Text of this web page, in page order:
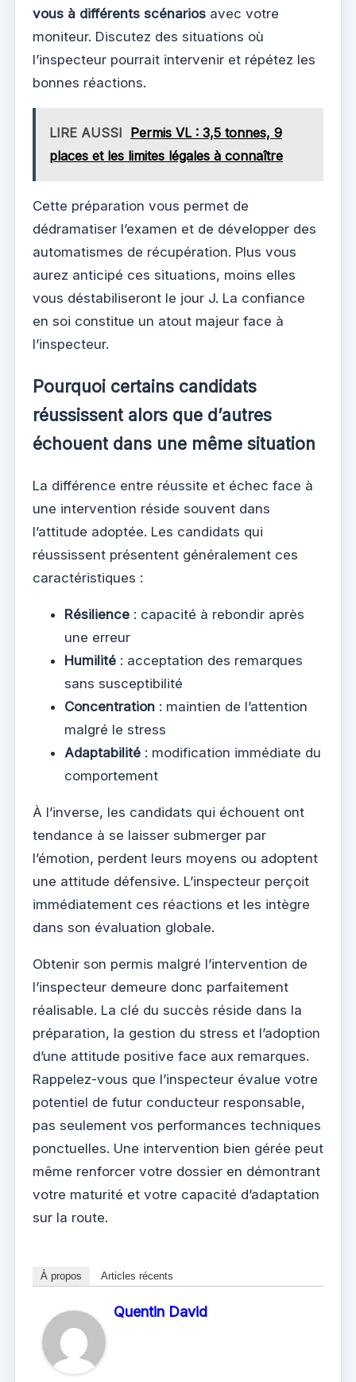
vous à différents scénarios avec votre
moniteur. Discutez des situations où
l’inspecteur pourrait intervenir et répétez les
bonnes réactions.
LIRE AUSSI Permis VL : 3,5 tonnes, 9
places et les limites légales à connaître
Cette préparation vous permet de
dédramatiser l’examen et de développer des
automatismes de récupération. Plus vous
aurez anticipé ces situations, moins elles
vous déstabiliseront le jour J. La confiance
en soi constitue un atout majeur face à
l’inspecteur.
Pourquoi certains candidats
réussissent alors que d’autres
échouent dans une même situation
La différence entre réussite et échec face à
une intervention réside souvent dans
l’attitude adoptée. Les candidats qui
réussissent présentent généralement ces
caractéristiques :
Résilience : capacité à rebondir après
une erreur
Humilité : acceptation des remarques
sans susceptibilité
Concentration : maintien de l’attention
malgré le stress
Adaptabilité : modification immédiate du
comportement
À l’inverse, les candidats qui échouent ont
tendance à se laisser submerger par
l’émotion, perdent leurs moyens ou adoptent
une attitude défensive. L’inspecteur perçoit
immédiatement ces réactions et les intègre
dans son évaluation globale.
Obtenir son permis malgré l’intervention de
l’inspecteur demeure donc parfaitement
réalisable. La clé du succès réside dans la
préparation, la gestion du stress et l’adoption
d’une attitude positive face aux remarques.
Rappelez-vous que l’inspecteur évalue votre
potentiel de futur conducteur responsable,
pas seulement vos performances techniques
ponctuelles. Une intervention bien gérée peut
même renforcer votre dossier en démontrant
votre maturité et votre capacité d’adaptation
sur la route.
À propos Articles récents
Quentin David